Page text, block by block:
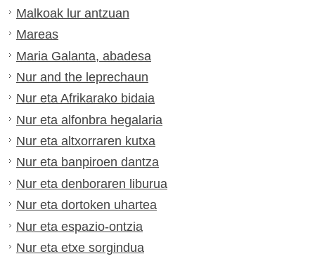
Malkoak lur antzuan
Mareas
Maria Galanta, abadesa
Nur and the leprechaun
Nur eta Afrikarako bidaia
Nur eta alfonbra hegalaria
Nur eta altxorraren kutxa
Nur eta banpiroen dantza
Nur eta denboraren liburua
Nur eta dortoken uhartea
Nur eta espazio-ontzia
Nur eta etxe sorgindua